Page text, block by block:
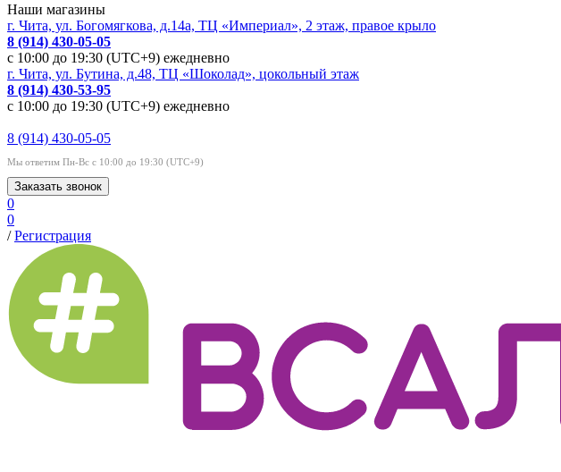
Наши магазины
г. Чита, ул. Богомягкова, д.14а, ТЦ «Империал», 2 этаж, правое крыло
8 (914) 430-05-05
с 10:00 до 19:30 (UTC+9) ежедневно
г. Чита, ул. Бутина, д.48, ТЦ «Шоколад», цокольный этаж
8 (914) 430-53-95
с 10:00 до 19:30 (UTC+9) ежедневно
8 (914) 430-05-05
Мы ответим Пн-Вс с 10:00 до 19:30 (UTC+9)
Заказать звонок
0
0
/ Регистрация